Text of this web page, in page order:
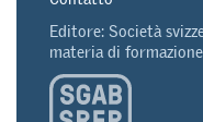
Editore: Società
materia di